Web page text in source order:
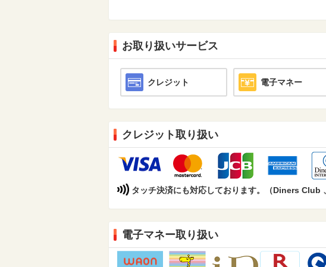
お取り扱いサービス
クレジット 電子マネー
クレジット取り扱い
タッチ決済にも対応しております。（Diners Club
電子マネー取り扱い